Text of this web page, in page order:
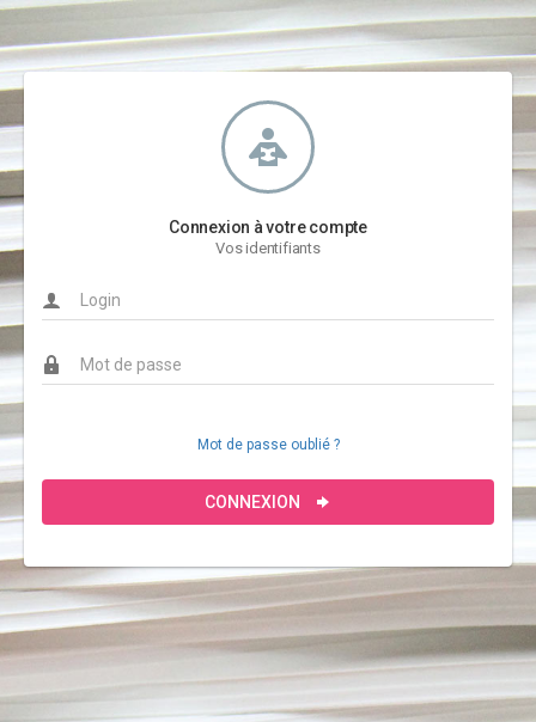
Connexion à votre compte
Vos identifiants
Mot de passe oublié ?
CONNEXION